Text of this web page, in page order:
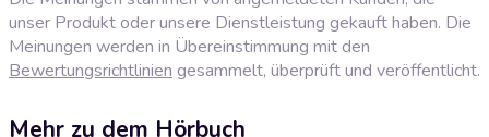
unser Produkt oder unsere Dienstleistung gekauft haben. Die
Meinungen werden in Übereinstimmung mit den
Bewertungsrichtlinien gesammelt, überprüft und veröffentlicht.
Mehr zu dem Hörbuch